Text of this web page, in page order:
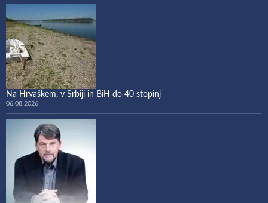
Na Hrvaškem, v Srbiji in BiH do 40 stopinj
06.08.2026